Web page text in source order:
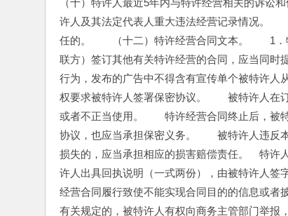
（十）特许人最近5年内与特许经营相关的诉讼
许人及其法定代表人重大违法经营记录情况。　
任的。　　（十二）特许经营合同文本。　　1
联方）签订其他有关特许经营的合同，应当同时
行为，发布的广告中不得含有宣传单个被特许人
权要求被特许人签署保密协议。　　被特许人在
或者不正当使用。　　特许经营合同终止后，被
协议，也应当承担保密义务。　　被特许人违反
损失的，应当承担相应的损害赔偿责任。　特许
许人出具回执说明（一式两份），由被特许人签
经营合同履行致使不能实现合同目的的信息或者
有关规定的，被特许人有权向商务主管部门举报